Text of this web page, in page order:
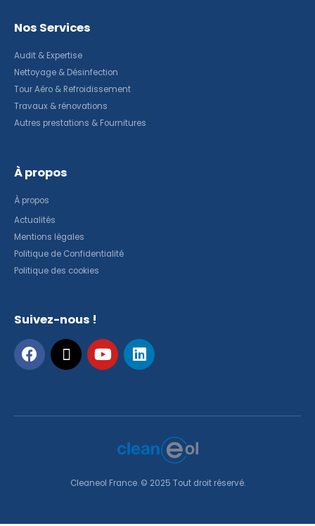
Nos Services
Audit & Expertise
Nettoyage & Désinfection
Tour Aéro & Refroidissement
Travaux & rénovations
Autres prestations & Fournitures
À propos
À propos
Actualités
Mentions légales
Politique de Confidentialité
Politique des cookies
Suivez-nous !
Cleaneol France. © 2025 Tout droit réservé.